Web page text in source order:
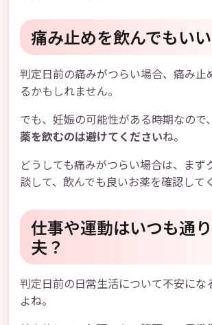
痛み止めを飲んでもい
判定日前の痛みがつらい場合、痛み止
るかもしれません。
でも、妊娠の可能性がある時期なので、
薬を飲むのは避けてくださいね。
どうしても痛みがつらい場合は、まず
談して、飲んでも良いお薬を確認して
仕事や運動はいつも通
夫？
判定日前の日常生活について不安にな
よね。